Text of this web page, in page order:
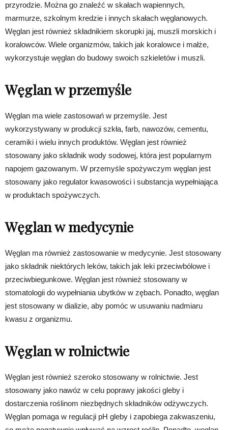
przyrodzie. Można go znaleźć w skałach wapiennych,
marmurze, szkolnym kredzie i innych skałach węglanowych.
Węglan jest również składnikiem skorupki jaj, muszli morskich i
koralowców. Wiele organizmów, takich jak koralowce i małże,
wykorzystuje węglan do budowy swoich szkieletów i muszli.
Węglan w przemyśle
Węglan ma wiele zastosowań w przemyśle. Jest
wykorzystywany w produkcji szkła, farb, nawozów, cementu,
ceramiki i wielu innych produktów. Węglan jest również
stosowany jako składnik wody sodowej, która jest popularnym
napojem gazowanym. W przemyśle spożywczym węglan jest
stosowany jako regulator kwasowości i substancja wypełniająca
w produktach spożywczych.
Węglan w medycynie
Węglan ma również zastosowanie w medycynie. Jest stosowany
jako składnik niektórych leków, takich jak leki przeciwbólowe i
przeciwbiegunkowe. Węglan jest również stosowany w
stomatologii do wypełniania ubytków w zębach. Ponadto, węglan
jest stosowany w dializie, aby pomóc w usuwaniu nadmiaru
kwasu z organizmu.
Węglan w rolnictwie
Węglan jest również szeroko stosowany w rolnictwie. Jest
stosowany jako nawóz w celu poprawy jakości gleby i
dostarczenia roślinom niezbędnych składników odżywczych.
Węglan pomaga w regulacji pH gleby i zapobiega zakwaszeniu,